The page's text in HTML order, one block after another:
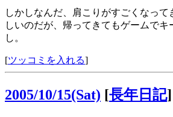
しかしなんだ、肩こりがすごくなって
しいのだが、帰ってきてもゲームでキ
し。
[ツッコミを入れる]
2005/10/15(Sat) [長年日記]